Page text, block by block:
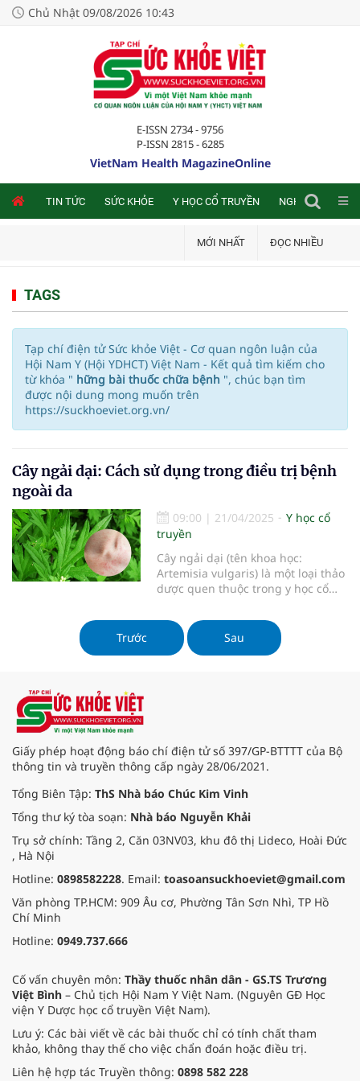
Chủ Nhật 09/08/2026 10:43
E-ISSN 2734 - 9756
P-ISSN 2815 - 6285
VietNam Health MagazineOnline
TIN TỨC SỨC KHỎE Y HỌC CỔ TRUYỀN NGHIÊN CỨU
MỚI NHẤT ĐỌC NHIỀU
TAGS
Tạp chí điện tử Sức khỏe Việt - Cơ quan ngôn luận của
Hội Nam Y (Hội YDHCT) Việt Nam - Kết quả tìm kiếm cho
từ khóa " hững bài thuốc chữa bệnh ", chúc bạn tìm
được nội dung mong muốn trên
https://suckhoeviet.org.vn/
Cây ngải dại: Cách sử dụng trong điều trị bệnh
ngoài da
09:00 | 21/04/2025
Y học cổ
truyền
Cây ngải dại (tên khoa học:
Artemisia vulgaris) là một loại thảo
dược quen thuộc trong y học cổ
dụng nổi bật, cây ngải không chỉ
được sử dụng trong chế biến món
ăn mà còn được biết đến như một
loại thảo dược này.
Trước Sau
Giấy phép hoạt động báo chí điện tử số 397/GP-BTTTT của Bộ
thông tin và truyền thông cấp ngày 28/06/2021.
Tổng Biên Tập: ThS Nhà báo Chúc Kim Vinh
Tổng thư ký tòa soạn: Nhà báo Nguyễn Khải
Trụ sở chính: Tầng 2, Căn 03NV03, khu đô thị Lideco, Hoài Đức
, Hà Nội
Hotline: 0898582228. Email: toasoansuckhoeviet@gmail.com
Văn phòng TP.HCM: 909 Âu cơ, Phường Tân Sơn Nhì, TP Hồ
Chí Minh
Hotline: 0949.737.666
Cố vấn chuyên môn: Thầy thuốc nhân dân - GS.TS Trương
Việt Bình – Chủ tịch Hội Nam Y Việt Nam. (Nguyên GĐ Học
viện Y Dược học cổ truyền Việt Nam).
Lưu ý: Các bài viết về các bài thuốc chỉ có tính chất tham
khảo, không thay thế cho việc chẩn đoán hoặc điều trị.
Liên hệ hợp tác Truyền thông: 0898 582 228